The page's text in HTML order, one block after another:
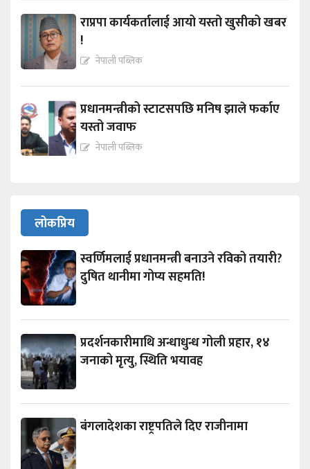
राप्रपा कार्यकर्तालाई आयो यस्तो खुसीको खबर
!
नेपाली पब्लिक
प्रधानमन्त्रीको स्टाटसपछि मनिष झाले फर्काए
यस्तो जवाफ
नेपाली पब्लिक
लोकप्रिय
स्वर्णिमलाई प्रधानमन्त्री बनाउने रविको तयारी?
दुषित थानीमा गोप्य सहमति!
प्रदर्शनकारीमाथि अन्धाधुन्ध गोली प्रहार, १४
जनाको मृत्यु, स्थिति भयावह
बंगलादेशका राष्ट्रपतिले दिए राजीनामा